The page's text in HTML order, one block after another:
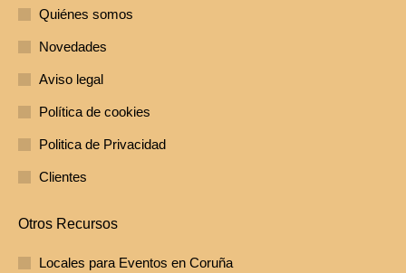
Quiénes somos
Novedades
Aviso legal
Política de cookies
Politica de Privacidad
Clientes
Otros Recursos
Locales para Eventos en Coruña